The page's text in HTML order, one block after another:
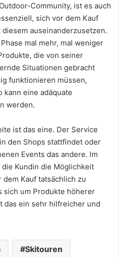
Community, ist es auch
sich vor dem Kauf
auseinanderzusetzen.
mal mehr, mal weniger
die von seiner
Situationen gebracht
funktionieren müssen,
kann eine adäquate
werden.
ist das eine. Der Service
den Shops stattfindet oder
Events das andere. Im
Kundin die Möglichkeit
Kauf tatsächlich zu
sich um Produkte höherer
das ein sehr hilfreicher und
Skitouren